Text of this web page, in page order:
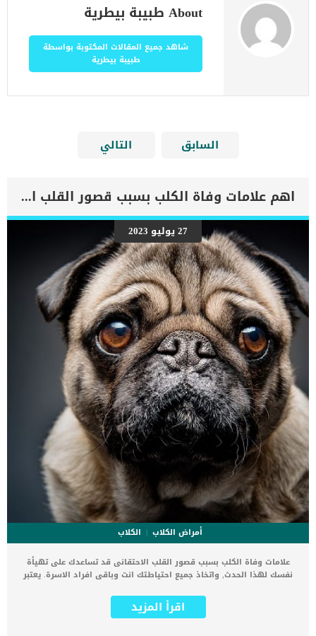
About طبيبة بيطرية
شاهد جميع المقالات المكتوبة بواسطة
طبيبة بيطرية
السابق التالي
اهم علامات وفاة الكلب بسبب قصور القلب الاحتقانى
27 يوليو 2023
أمراض الكلاب
الكلاب
علامات وفاة الكلب بسبب قصور القلب الاحتقانى قد تساعدك على تهيأة
نفسك لهذا الحدث, واتخاذ جميع احتياطتك انت وباقى افراد الاسرة. يعتبر
يتعرض لها جميع الكائنات الحية بما فى ذلك الكلاب والقطط. كما ان القلب
يعتبر عضوا رئيسيا فى جسم الكلاب, واى قصور به يعتبر قصور فى باقى
اقرأ المزيد